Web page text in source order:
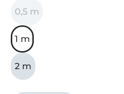
0,5 m
1 m
2 m